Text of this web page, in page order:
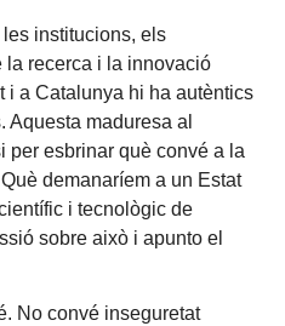
institucions, els
la recerca i la innovació
i a Catalunya hi ha autèntics
Aquesta maduresa al
per esbrinar què convé a la
demanaríem a un Estat
i tecnològic de
sobre això i apunto el
No convé inseguretat